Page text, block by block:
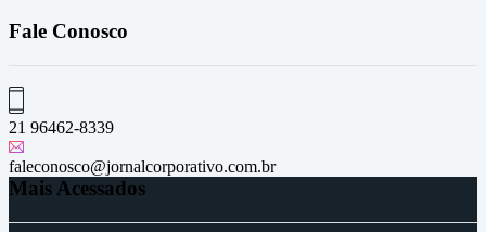
Fale Conosco
21 96462-8339
faleconosco@jornalcorporativo.com.br
Mais Acessados